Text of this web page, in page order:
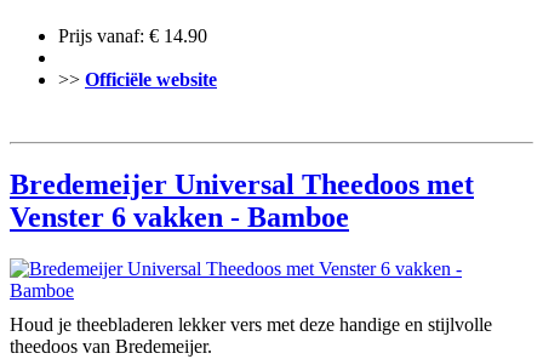
Prijs vanaf: € 14.90
>> Officiële website
Bredemeijer Universal Theedoos met
Venster 6 vakken - Bamboe
Houd je theebladeren lekker vers met deze handige en stijlvolle
theedoos van Bredemeijer.